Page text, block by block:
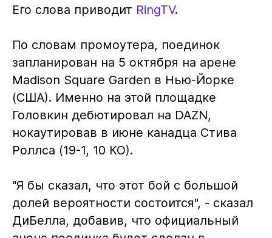
Его слова приводит RingTV.
По словам промоутера, поединок
запланирован на 5 октября на арене
Madison Square Garden в Нью-Йорке
(США). Именно на этой площадке
Головкин дебютировал на DAZN,
нокаутировав в июне канадца Стива
Роллса (19-1, 10 КО).
"Я бы сказал, что этот бой с большой
долей вероятности состоится", - сказал
ДиБелла, добавив, что официальный